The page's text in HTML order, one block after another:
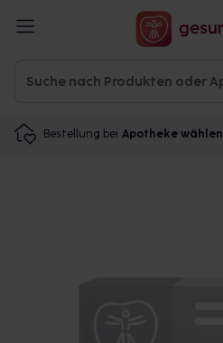
Bestellung bei Apotheke wählen